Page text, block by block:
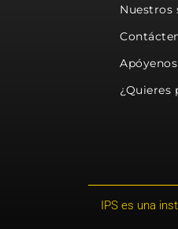
Nuestros
Apóyenos
¿Quieres
IPS es una